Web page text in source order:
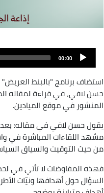
Archivo
audio
00:00
استضاف برنامج "بالبنط
حسن لافي، في قراءة لمقاله
المنشور في موقع الميادين.
يقول حسن لافي في مقاله: بعد
مشهد اللقاءات المباشرة في
من حيث التوقيت والسياق
فهذه المفاوضات لا تأتي في
السؤال حول أهدافها ونيّات